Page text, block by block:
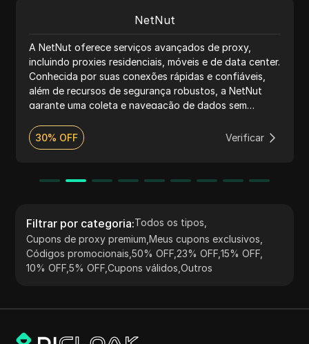
NetNut
A NetNut oferece serviços avançados de proxy,
incluindo proxies residenciais, móveis e de data center.
Conhecida por suas conexões rápidas e confiáveis,
além de recursos de segurança robustos, a NetNut
garante uma coleta e navegação de dados sem
SOCKS5, oferecendo preços flexíveis e suporte ao
cliente 24 horas por dia, 7 dias por semana, tornando-
muito mais.
30% OFF Verificar
Filtrar por categoria:Todos os tipos
Cupons de proxy premium ,Meus cupons exclusivos
Códigos promocionais ,50% OFF 23% OFF ,15% OFF
10% OFF ,5% OFF ,Cupons válidos ,Outros